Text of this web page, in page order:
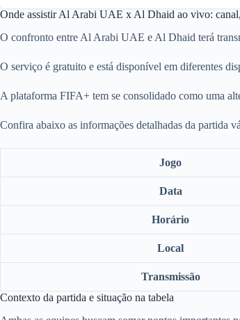
Onde assistir Al Arabi UAE x Al Dhaid ao vivo:
O confronto entre Al Arabi UAE e Al Dhaid terá
O serviço é gratuito e está disponível em diferentes
A plataforma FIFA+ tem se consolidado como uma
Confira abaixo as informações detalhadas da partida
Jogo
Data
Horário
Local
Transmissão
Contexto da partida e situação na tabela